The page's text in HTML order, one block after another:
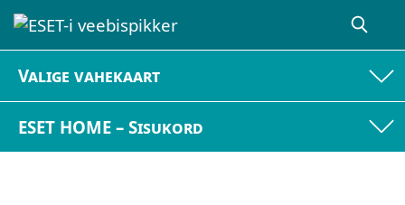
Valige vahekaart
ESET HOME – Sisukord